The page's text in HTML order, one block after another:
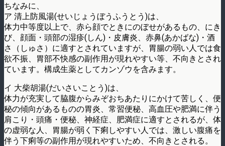
ちなみに、
ア 清上防風湯(せいじょうぼうふうとう)は、
体力中等度以上で、赤ら顔でときにのぼせがあるもの、にき
び、顔面・頭部の湿疹(しん)・皮膚炎、赤鼻(あかばな)・酒
さ（しゅさ）に適すとされていますが、胃腸の弱い人では食
欲不振、胃部不快感の副作用が現れやすい等、不向きとされ
ています。構成生薬としてカンゾウを含みます。
イ 大柴胡湯(だいさいことう)は、
体力が充実して脇腹からみぞおちあたりにかけて苦しく、便
秘の傾向があるものの胃炎、常習便秘、高血圧や肥満に伴う
肩こり・頭痛・便秘、神経症、肥満症に適すとされるが、体
の虚弱な人、胃腸が弱く下痢しやすい人では、激しい腹痛を
伴う下痢等の副作用が現れやすいため、不向きとされる。